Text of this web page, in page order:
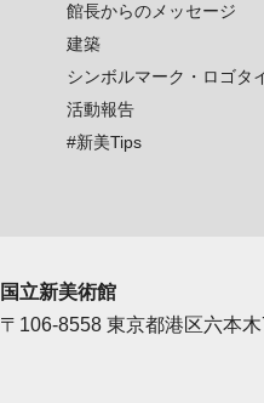
館長からのメッセージ
建築
シンボルマーク・ロゴタ
活動報告
#新美Tips
国立新美術館
〒106-8558 東京都港区六本